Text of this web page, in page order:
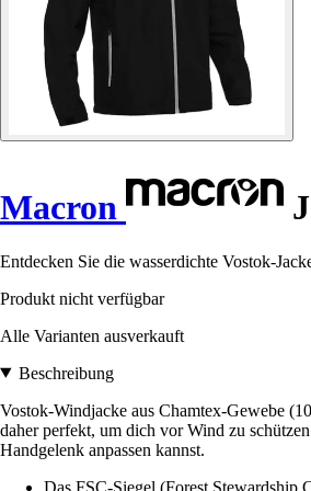
Macron
Entdecken Sie die wasserdichte Vostok-
Produkt nicht verfügbar
Alle Varianten ausverkauft
Beschreibung
Vostok-Windjacke aus Chamtex-Gewebe
daher perfekt, um dich vor Wind zu
Handgelenk anpassen kannst.
Das FSC-Siegel (Forest Stewardship